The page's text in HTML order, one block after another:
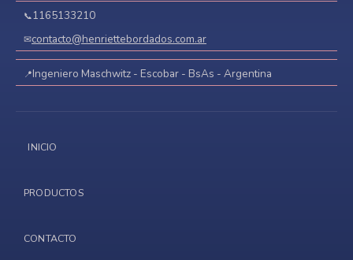
1165133210
contacto@henriettebordados.com.ar
Ingeniero Maschwitz - Escobar - BsAs - Argentina
INICIO
PRODUCTOS
CONTACTO